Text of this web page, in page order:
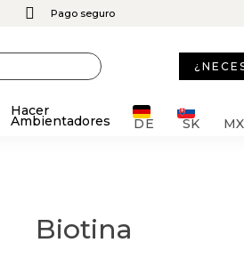
Pago seguro
Hacer
Ambientadores DE SK MX
Biotina